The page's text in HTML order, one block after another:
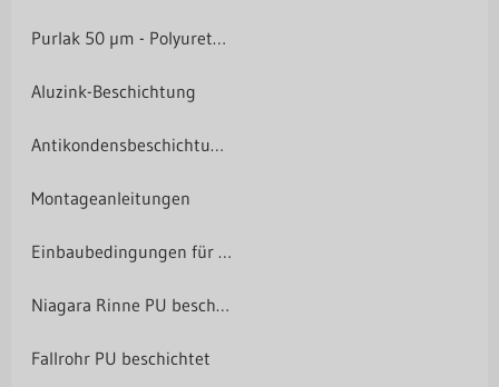
Purlak 50 µm - Polyurethan-Beschichtung
Aluzink-Beschichtung
Antikondensbeschichtung
Montageanleitungen
Einbaubedingungen für Lichtplatten
Niagara Rinne PU beschichtet
Fallrohr PU beschichtet